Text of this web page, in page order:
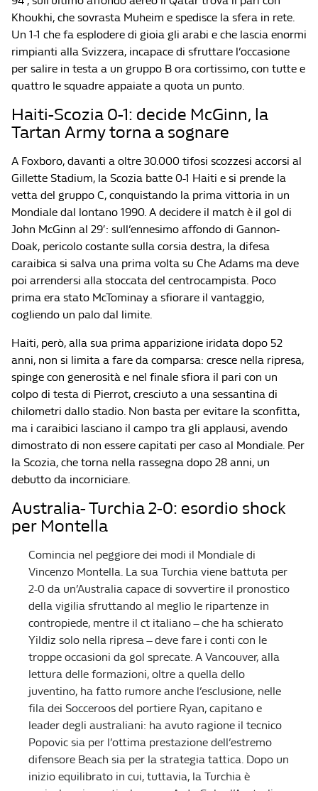
Khoukhi, che sovrasta Muheim e spedisce la sfera in rete.
Un 1-1 che fa esplodere di gioia gli arabi e che lascia enormi
rimpianti alla Svizzera, incapace di sfruttare l’occasione
per salire in testa a un gruppo B ora cortissimo, con tutte e
quattro le squadre appaiate a quota un punto.
Haiti-Scozia 0-1: decide McGinn, la
Tartan Army torna a sognare
A Foxboro, davanti a oltre 30.000 tifosi scozzesi accorsi al
Gillette Stadium, la Scozia batte 0-1 Haiti e si prende la
vetta del gruppo C, conquistando la prima vittoria in un
Mondiale dal lontano 1990. A decidere il match è il gol di
John McGinn al 29′: sull’ennesimo affondo di Gannon-
Doak, pericolo costante sulla corsia destra, la difesa
caraibica si salva una prima volta su Che Adams ma deve
poi arrendersi alla stoccata del centrocampista. Poco
prima era stato McTominay a sfiorare il vantaggio,
cogliendo un palo dal limite.
Haiti, però, alla sua prima apparizione iridata dopo 52
anni, non si limita a fare da comparsa: cresce nella ripresa,
spinge con generosità e nel finale sfiora il pari con un
colpo di testa di Pierrot, cresciuto a una sessantina di
chilometri dallo stadio. Non basta per evitare la sconfitta,
ma i caraibici lasciano il campo tra gli applausi, avendo
dimostrato di non essere capitati per caso al Mondiale. Per
la Scozia, che torna nella rassegna dopo 28 anni, un
debutto da incorniciare.
Australia- Turchia 2-0: esordio shock
per Montella
Comincia nel peggiore dei modi il Mondiale di
Vincenzo Montella. La sua Turchia viene battuta per
2-0 da un’Australia capace di sovvertire il pronostico
della vigilia sfruttando al meglio le ripartenze in
contropiede, mentre il ct italiano – che ha schierato
Yildiz solo nella ripresa – deve fare i conti con le
troppe occasioni da gol sprecate. A Vancouver, alla
lettura delle formazioni, oltre a quella dello
juventino, ha fatto rumore anche l’esclusione, nelle
fila dei Socceroos del portiere Ryan, capitano e
leader degli australiani: ha avuto ragione il tecnico
Popovic sia per l’ottima prestazione dell’estremo
difensore Beach sia per la strategia tattica. Dopo un
inizio equilibrato in cui, tuttavia, la Turchia è